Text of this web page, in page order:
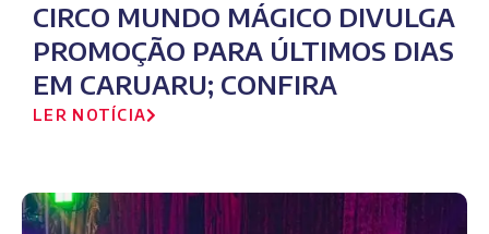
CIRCO MUNDO MÁGICO DIVULGA
PROMOÇÃO PARA ÚLTIMOS DIAS
EM CARUARU; CONFIRA
LER NOTÍCIA